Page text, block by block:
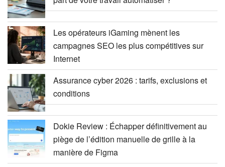
Les opérateurs iGaming mènent les
campagnes SEO les plus compétitives sur
Internet
Assurance cyber 2026 : tarifs, exclusions et
conditions
Dokie Review : Échapper définitivement au
piège de l’édition manuelle de grille à la
manière de Figma